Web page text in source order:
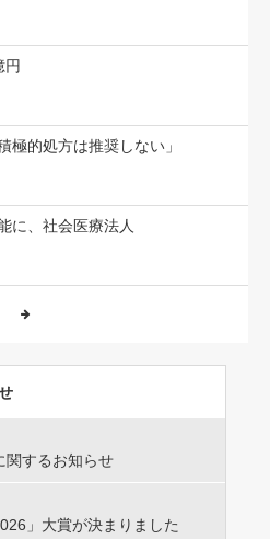
円
極的処方は推奨しない」
に、社会医療法人
関するお知らせ
」大賞が決まりました